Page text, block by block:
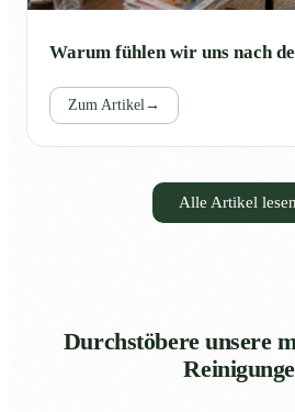
Warum fühlen wir uns nach
Zum Artikel→
Alle Artikel lesen
Durchstöbere unsere